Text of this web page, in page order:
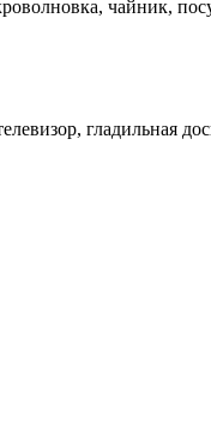
чайник,
гладильная